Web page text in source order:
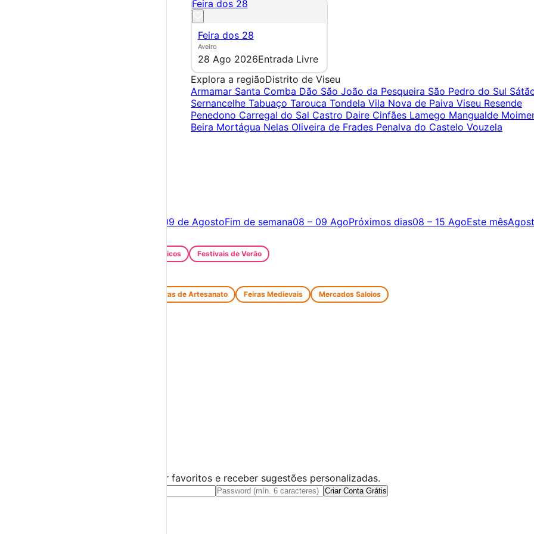
Feira dos 28
Feira dos 28
Aveiro
28 Ago 2026Entrada Livre
Explora a regiãoDistrito de Viseu
Armamar Santa Comba Dão São João da Pesqueira São Pedro do Sul
Sernancelhe Tabuaço Tarouca Tondela Vila Nova de Paiva Viseu Resende
Penedono Carregal do Sal Castro Daire Cinfães Lamego Mangualde
Beira Mortágua Nelas Oliveira de Frades Penalva do Castelo Vouzela
09 de AgostoFim de semana08 – 09 AgoPróximos dias08 – 15 AgoEste mês
Festivais Gastronómicos Festivais de Verão
Feiras de Artesanato Feiras Medievais Mercados Saloios
Cria uma conta gratuita para guardar favoritos e receber sugestões personalizadas.
Criar Conta Grátis